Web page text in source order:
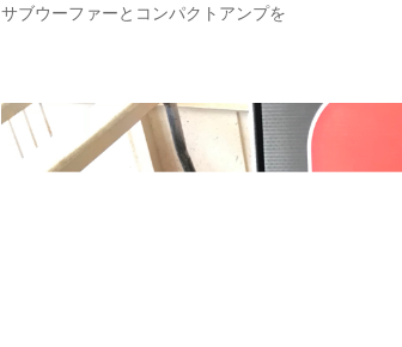
サブウーファーとコンパクトアンプを